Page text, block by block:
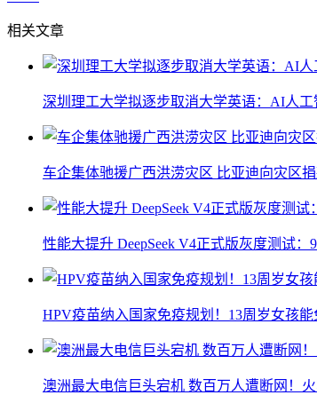
相关文章
深圳理工大学拟逐步取消大学英语：AI人
车企集体驰援广西洪涝灾区 比亚迪向灾区
性能大提升 DeepSeek V4正式版灰度测试
HPV疫苗纳入国家免疫规划！13周岁女孩
澳洲最大电信巨头宕机 数百万人遭断网！